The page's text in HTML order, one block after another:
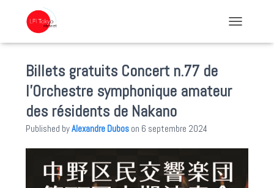
Billets gratuits Concert n.77 de
l’Orchestre symphonique amateur
des résidents de Nakano
Published byAlexandre Dubos on 6 septembre 2024